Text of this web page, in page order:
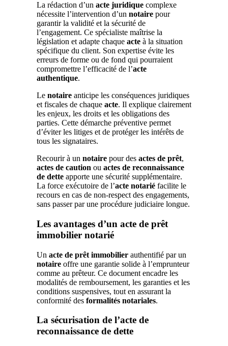
La rédaction d’un acte juridique complexe
nécessite l’intervention d’un notaire pour
garantir la validité et la sécurité de
l’engagement. Ce spécialiste maîtrise la
législation et adapte chaque acte à la situation
spécifique du client. Son expertise évite les
erreurs de forme ou de fond qui pourraient
compromettre l’efficacité de l’acte
authentique.
Le notaire anticipe les conséquences juridiques
et fiscales de chaque acte. Il explique clairement
les enjeux, les droits et les obligations des
parties. Cette démarche préventive permet
d’éviter les litiges et de protéger les intérêts de
tous les signataires.
Recourir à un notaire pour des actes de prêt,
actes de caution ou actes de reconnaissance
de dette apporte une sécurité supplémentaire.
La force exécutoire de l’acte notarié facilite le
recours en cas de non-respect des engagements,
sans passer par une procédure judiciaire longue.
Les avantages d’un acte de prêt
immobilier notarié
Un acte de prêt immobilier authentifié par un
notaire offre une garantie solide à l’emprunteur
comme au prêteur. Ce document encadre les
modalités de remboursement, les garanties et les
conditions suspensives, tout en assurant la
conformité des formalités notariales.
La sécurisation de l’acte de
reconnaissance de dette